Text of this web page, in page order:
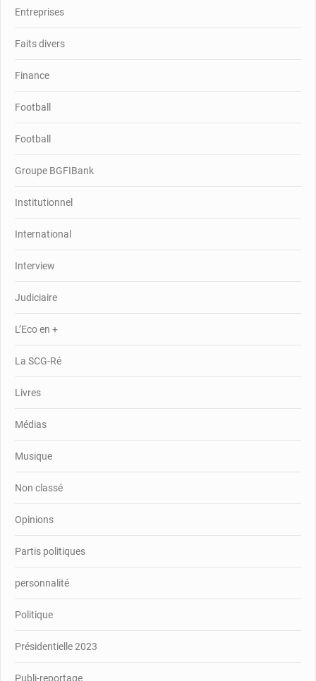
Entreprises
Faits divers
Finance
Football
Football
Groupe BGFIBank
Institutionnel
International
Interview
Judiciaire
L’Eco en +
La SCG-Ré
Livres
Médias
Musique
Non classé
Opinions
Partis politiques
personnalité
Politique
Présidentielle 2023
Publi-reportage